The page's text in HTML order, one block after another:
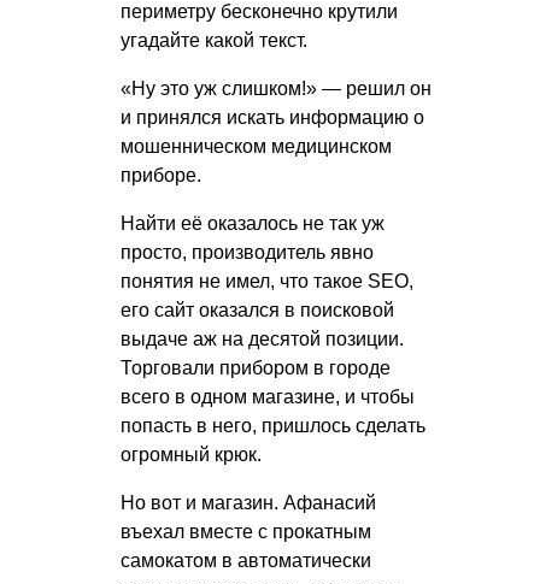
периметру бесконечно крутили
угадайте какой текст.
«Ну это уж слишком!» — решил он
и принялся искать информацию о
мошенническом медицинском
приборе.
Найти её оказалось не так уж
просто, производитель явно
понятия не имел, что такое SEO,
его сайт оказался в поисковой
выдаче аж на десятой позиции.
Торговали прибором в городе
всего в одном магазине, и чтобы
попасть в него, пришлось сделать
огромный крюк.
Но вот и магазин. Афанасий
въехал вместе с прокатным
самокатом в автоматически